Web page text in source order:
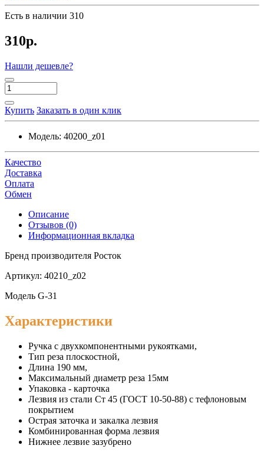
Есть в наличии 310
310р.
Нашли дешевле?
Купить Заказать в один клик
Модель: 40200_z01
Качество
Доставка
Оплата
Обмен
Описание
Отзывов (0)
Информационная вкладка
Бренд производителя Росток
Артикул: 40210_z02
Модель G-31
Характеристики
Ручка с двухкомпонентными рукоятками,
Тип реза плоскостной,
Длина 190 мм,
Максимальный диаметр реза 15мм
Упаковка - карточка
Лезвия из стали Ст 45 (ГОСТ 10-50-88) с тефлоновым
покрытием
Острая заточка и закалка лезвия
Комбинированная форма лезвия
Нижнее лезвие зазубрено